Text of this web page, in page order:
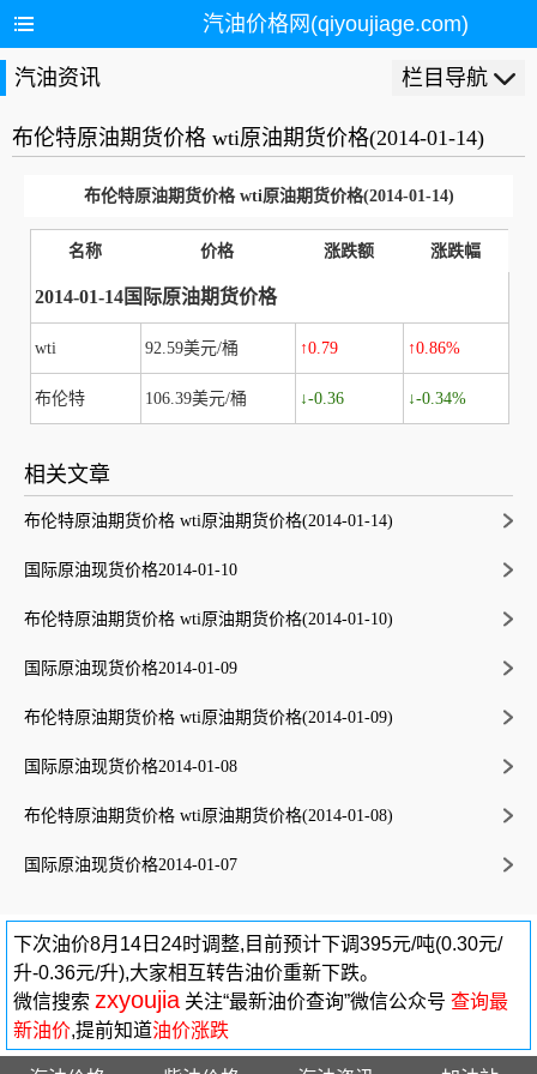
汽油价格网(qiyoujiage.com)
汽油资讯 栏目导航
布伦特原油期货价格 wti原油期货价格(2014-01-14)
布伦特原油期货价格 wti原油期货价格(2014-01-14)
名称 价格 涨跌额 涨跌幅
2014-01-14国际原油期货价格
wti 92.59美元/桶 ↑0.79 ↑0.86%
布伦特 106.39美元/桶 ↓-0.36 ↓-0.34%
相关文章
布伦特原油期货价格 wti原油期货价格(2014-01-14)
国际原油现货价格2014-01-10
布伦特原油期货价格 wti原油期货价格(2014-01-10)
国际原油现货价格2014-01-09
布伦特原油期货价格 wti原油期货价格(2014-01-09)
国际原油现货价格2014-01-08
布伦特原油期货价格 wti原油期货价格(2014-01-08)
国际原油现货价格2014-01-07
下次油价8月14日24时调整,目前预计下调395元/吨(0.30元/
升-0.36元/升),大家相互转告油价重新下跌。
微信搜索 zxyoujia 关注“最新油价查询”微信公众号 查询最
新油价,提前知道油价涨跌